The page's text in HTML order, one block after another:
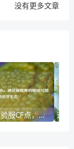
没有更多文章
穿越火线体验服CF点，测试新世界的秘钥与隐藏经济生态